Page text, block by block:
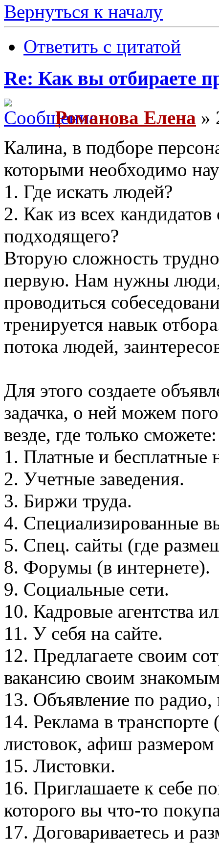
Вернуться к началу
Ответить с цитатой
Re: Как вы отбираете
Романова Елена »
Калина, в подборе
которыми необходимо
1. Где искать людей?
2. Как из всех
подходящего?
Вторую сложность
первую. Нам нужны
проводиться
тренируется навык
потока людей,
Для этого создаете
задачка, о ней можем
везде, где только сможете:
1. Платные и бесплатные
2. Учетные заведения.
3. Биржи труда.
4. Специализированные
5. Спец. сайты (где
8. Форумы (в интернете).
9. Социальные сети.
10. Кадровые агентства
11. У себя на сайте.
12. Предлагаете своим
вакансию своим
13. Объявление по
14. Реклама в
листовок, афиш
15. Листовки.
16. Приглашаете к себе
которого вы что-то
17. Договариваетесь и